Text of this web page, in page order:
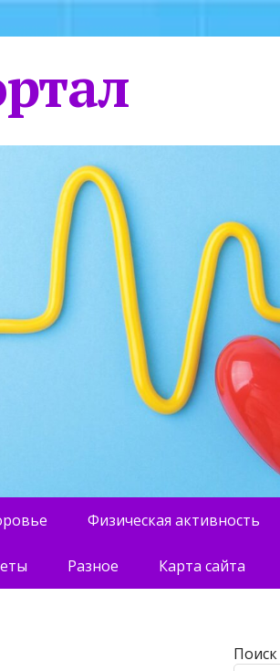
Физическая активность
Разное Карта сайта
Поиск